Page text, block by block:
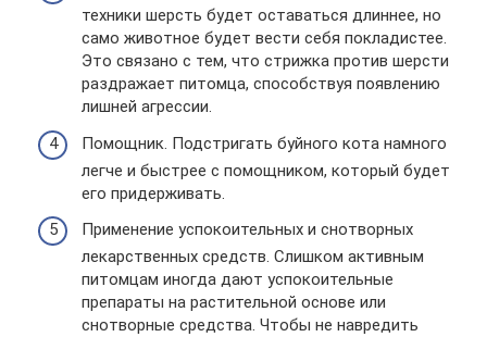
техники шерсть будет оставаться длиннее, но
само животное будет вести себя покладистее.
Это связано с тем, что стрижка против шерсти
раздражает питомца, способствуя появлению
лишней агрессии.
Помощник. Подстригать буйного кота намного
легче и быстрее с помощником, который будет
его придерживать.
Применение успокоительных и снотворных
лекарственных средств. Слишком активным
питомцам иногда дают успокоительные
препараты на растительной основе или
снотворные средства. Чтобы не навредить